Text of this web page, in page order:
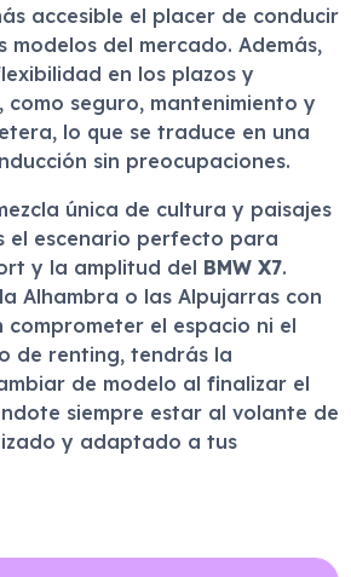
accesible el placer de conducir
modelos del mercado. Además,
en los plazos y
como seguro, mantenimiento y
lo que se traduce en una
sin preocupaciones.
única de cultura y paisajes
el escenario perfecto para
y la amplitud del BMW X7.
Alhambra o las Alpujarras con
el espacio ni el
de renting, tendrás la
de modelo al finalizar el
siempre estar al volante de
y adaptado a tus